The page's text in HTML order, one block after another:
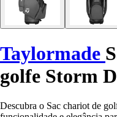
Taylormade
golfe Storm
Descubra o Sac chariot de